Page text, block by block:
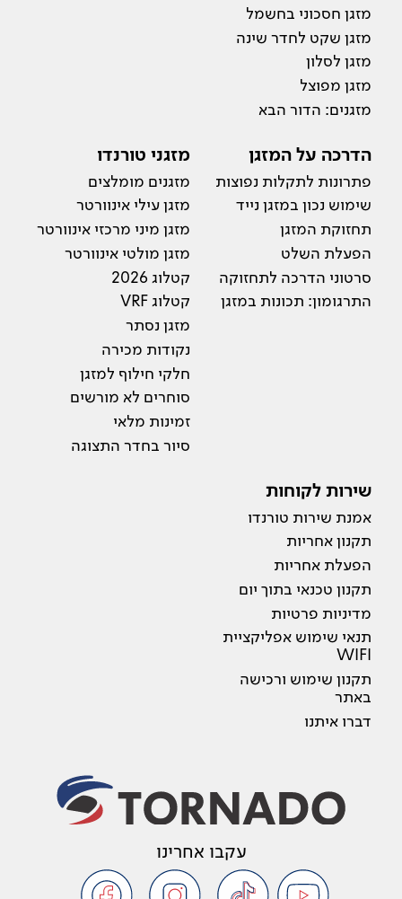
מזגן חסכוני בחשמל
מזגן שקט לחדר שינה
מזגן לסלון
מזגן מפוצל
מזגנים: הדור הבא
הדרכה על המזגן
פתרונות לתקלות נפוצות
שימוש נכון במזגן נייד
תחזוקת המזגן
הפעלת השלט
סרטוני הדרכה לתחזוקה
התרגומון: תכונות במזגן
מזגני טורנדו
מזגנים מומלצים
מזגן עילי אינוורטר
מזגן מיני מרכזי אינוורטר
מזגן מולטי אינוורטר
קטלוג 2026
קטלוג VRF
מזגן נסתר
נקודות מכירה
חלקי חילוף למזגן
סוחרים לא מורשים
זמינות מלאי
סיור בחדר התצוגה
שירות לקוחות
אמנת שירות טורנדו
תקנון אחריות
הפעלת אחריות
תקנון טכנאי בתוך יום
מדיניות פרטיות
תנאי שימוש אפליקציית
WIFI
תקנון שימוש ורכישה
באתר
דברו איתנו
עקבו אחרינו